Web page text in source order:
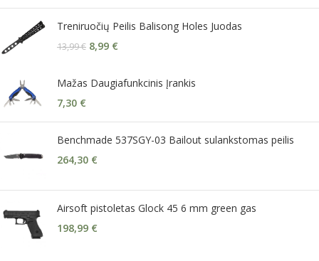
Treniruočių Peilis Balisong Holes Juodas
13,99€ 8,99 €
Mažas Daugiafunkcinis Įrankis
7,30 €
Benchmade 537SGY-03 Bailout sulankstomas peilis
264,30 €
Airsoft pistoletas Glock 45 6 mm green gas
198,99 €